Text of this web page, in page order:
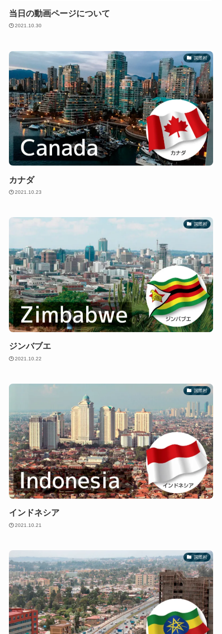
当日の動画ページについて
2021.10.30
国際村
カナダ
2021.10.23
国際村
ジンバブエ
2021.10.22
国際村
インドネシア
2021.10.21
国際村